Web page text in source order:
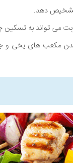
تشخیص دهد.
می تواند به
مکعب های یخی و